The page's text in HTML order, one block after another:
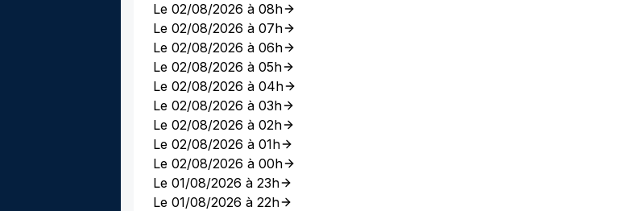
Le 02/08/2026 à 08h
Le 02/08/2026 à 07h
Le 02/08/2026 à 06h
Le 02/08/2026 à 05h
Le 02/08/2026 à 04h
Le 02/08/2026 à 03h
Le 02/08/2026 à 02h
Le 02/08/2026 à 01h
Le 02/08/2026 à 00h
Le 01/08/2026 à 23h
Le 01/08/2026 à 22h